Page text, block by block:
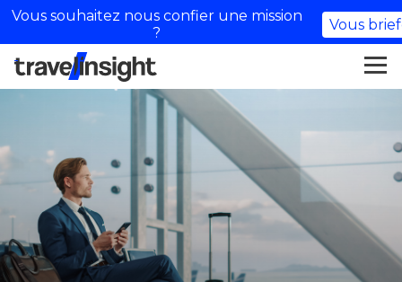
Vous souhaitez nous confier une mission
?
Vous